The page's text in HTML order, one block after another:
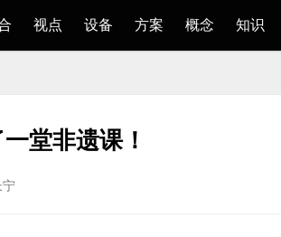
视点 设备 方案 概念 知识
堂非遗课！
宁